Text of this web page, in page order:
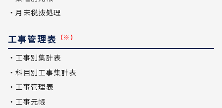
・月末税抜処理
工事管理表 （※）
・工事別集計表
・科目別工事集計表
・工事管理表
・工事元帳